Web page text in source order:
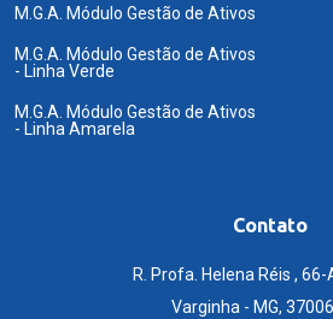
M.G.A. Módulo Gestão de Ativos
M.G.A. Módulo Gestão de Ativos
- Linha Verde
M.G.A. Módulo Gestão de Ativos
- Linha Amarela
Contato
R. Profa. Helena Réis ,
Varginha - MG,